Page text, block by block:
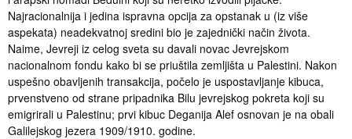
Najracionalnija i jedina ispravna opcija za opstanak u (iz više
aspekata) neadekvatnoj sredini bio je zajednički način života.
Naime, Jevreji iz celog sveta su davali novac Jevrejskom
nacionalnom fondu kako bi se priuštila zemljišta u Palestini. Nakon
uspešno obavljenih transakcija, počelo je uspostavljanje kibuca,
prvenstveno od strane pripadnika Bilu jevrejskog pokreta koji su
emigrirali u Palestinu; prvi kibuc Deganija Alef osnovan je na obali
Galilejskog jezera 1909/1910. godine.